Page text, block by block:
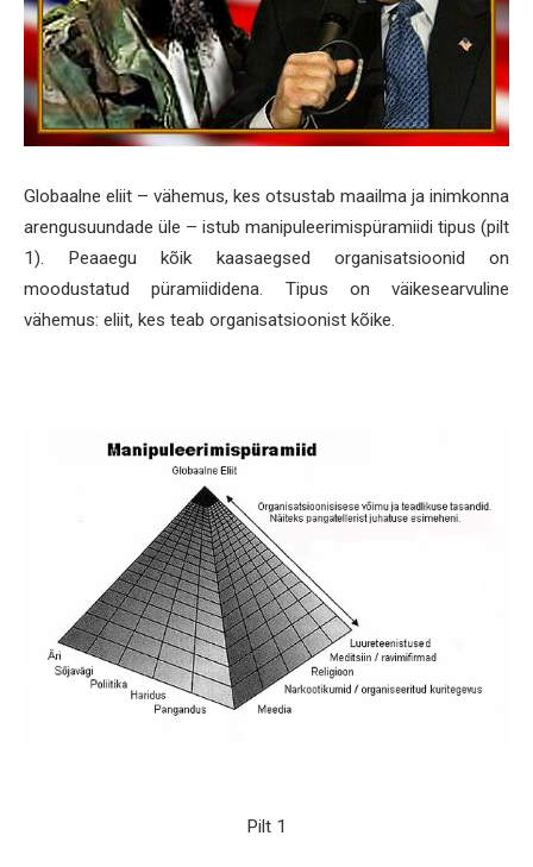
Globaalne eliit – vähemus, kes otsustab maailma ja inimkonna
arengusuundade üle – istub manipuleerimispüramiidi tipus (pilt
1). Peaaegu kõik kaasaegsed organisatsioonid on
moodustatud püramiididena. Tipus on väikesearvuline
vähemus: eliit, kes teab organisatsioonist kõike.
Pilt 1